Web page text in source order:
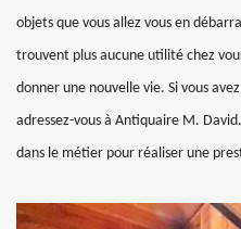
objets que vous allez vous en
trouvent plus aucune utilité chez
donner une nouvelle vie. Si vous
adressez-vous à Antiquaire M.
dans le métier pour réaliser une